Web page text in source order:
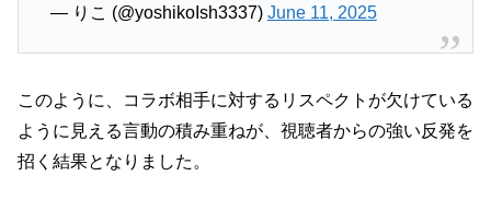
— りこ (@yoshikoIsh3337) June 11, 2025
このように、コラボ相手に対するリスペクトが欠けている
ように見える言動の積み重ねが、視聴者からの強い反発を
招く結果となりました。